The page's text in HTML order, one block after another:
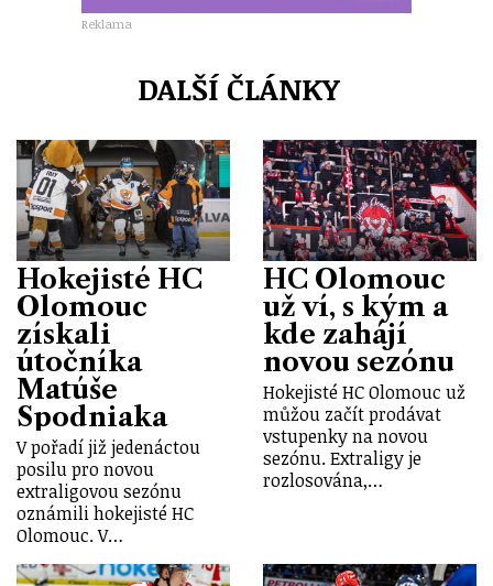
Reklama
DALŠÍ ČLÁNKY
Hokejisté HC
Olomouc
získali
útočníka
Matúše
Spodniaka
V pořadí již jedenáctou
posilu pro novou
extraligovou sezónu
oznámili hokejisté HC
Olomouc. V…
HC Olomouc
už ví, s kým a
kde zahájí
novou sezónu
Hokejisté HC Olomouc už
můžou začít prodávat
vstupenky na novou
sezónu. Extraligy je
rozlosována,…